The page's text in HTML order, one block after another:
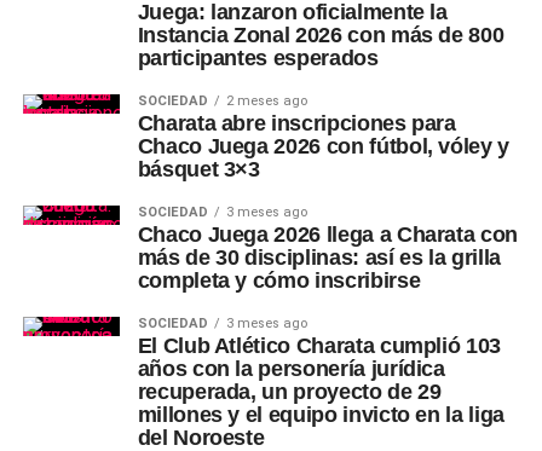
Juega: lanzaron oficialmente la
Instancia Zonal 2026 con más de 800
participantes esperados
SOCIEDAD 2 meses ago
Charata abre inscripciones para
Chaco Juega 2026 con fútbol, vóley y
básquet 3×3
SOCIEDAD 3 meses ago
Chaco Juega 2026 llega a Charata con
más de 30 disciplinas: así es la grilla
completa y cómo inscribirse
SOCIEDAD 3 meses ago
El Club Atlético Charata cumplió 103
años con la personería jurídica
recuperada, un proyecto de 29
millones y el equipo invicto en la liga
del Noroeste